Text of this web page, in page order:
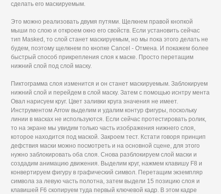
сделать его маскируемым.
Это можно реализовать двумя путями. Щелкнем правой кнопкой
мыши по слою и откроем окно его свойств. Если установить сейчас
тип Masked, то слой станет маскируемым, но мы пока этого делать не
будем, поэтому щелкнем по кнопке Cancel - Отмена. И покажем более
быстрый способ прикрепления слоя к маске. Просто перетащим
нижний слой под слой маску.
Пиктограмма слоя изменится и он станет маскируемым. Заблокируем
нижний слой и перейдем в слой маску. Затем с помощью иснтру мента
Овал нарисуем круг. Цвет заливки круга значения не имеет.
Инструментом Arrow выделим и удалим контур фигуры, поскольку
линии в масках не используются. Если сейчас протестировать ролик,
то на экране мы увидим только часть изображения нижнего слоя,
которое находится под маской. Закроем тест. Кстати говоря принцип
дефствия маски можно посмотреть и на основной сцене, для этого
нужно заблокировать оба слоя. Снова разблокируем слой маски и
создадим анимацию движения. Выделим круг, нажмем клавишу F8 и
конвертируем фигуру в графический символ. Перетащим экземпляр
символа за левую часть полотна, затем выдели 15 позицию слоя и
клавишей F6 скопируем туда первый ключевой кадр. В этом кадре